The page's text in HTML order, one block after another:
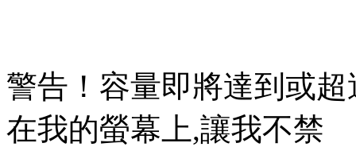
警告！容量即將達到或
在我的螢幕上,讓我不禁